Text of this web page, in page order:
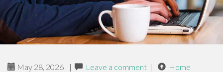
May 28, 2026 | Leave a comment | Home